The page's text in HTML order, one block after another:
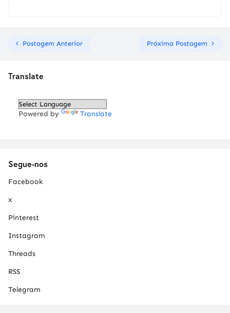
Postagem Anterior Próxima Postagem
Translate
Powered by Translate
Segue-nos
Facebook
x
Pinterest
Instagram
Threads
RSS
Telegram